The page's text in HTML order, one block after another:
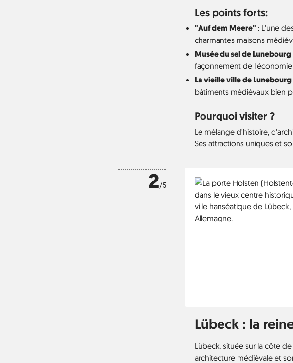
Les points forts:
"Auf dem Meere" : L'une
charmantes maisons
Musée du sel de Lunebourg
façonnement de
La vieille ville de Lunebourg
bâtiments médiévaux bien
Pourquoi visiter ?
Le mélange d'histoire,
Ses attractions uniques et
2/5
Lübeck : la
Lübeck, située sur la côte
architecture médiévale et